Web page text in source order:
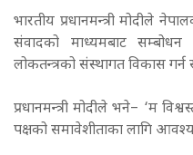
भारतीय प्रधानमन्त्री मोदीले
संवादको माध्यमबाट
लोकतन्त्रको संस्थागत विकास
प्रधानमन्त्री मोदीले भने– ‘म
पक्षको समावेशीताका लागि